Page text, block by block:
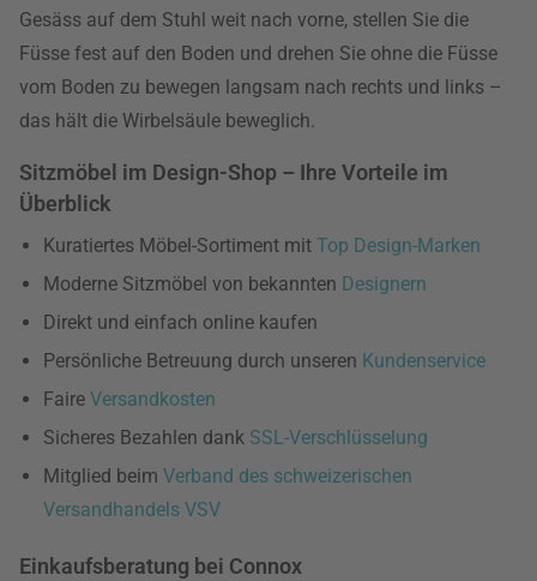
Gesäss auf dem Stuhl weit nach vorne, stellen Sie die
Füsse fest auf den Boden und drehen Sie ohne die Füsse
vom Boden zu bewegen langsam nach rechts und links –
das hält die Wirbelsäule beweglich.
Sitzmöbel im Design-Shop – Ihre Vorteile im
Überblick
Kuratiertes Möbel-Sortiment mit Top Design-Marken
Moderne Sitzmöbel von bekannten Designern
Direkt und einfach online kaufen
Persönliche Betreuung durch unseren Kundenservice
Faire Versandkosten
Sicheres Bezahlen dank SSL-Verschlüsselung
Mitglied beim Verband des schweizerischen
Versandhandels VSV
Einkaufsberatung bei Connox